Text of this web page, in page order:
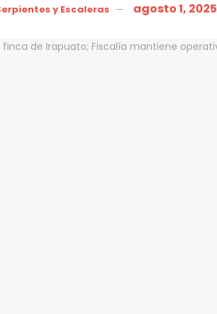
y Escaleras agosto 1, 2025